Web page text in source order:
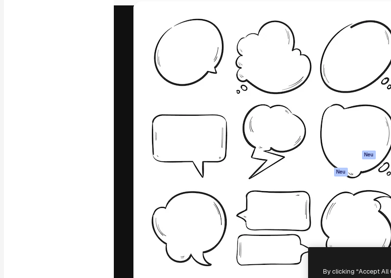
Videos
Motion Graphics
Videovorlagen
3D-Modelle
Schriftarten
Die kreative Plattform, um deine beste
Arbeit zu verwirklichen. Mehr als 1 Million
Abonnenten unter Kreativen, Unternehmen,
Produkte
Spaces
KI-Assistent
KI-Bildgenerator
KI-Videogenerator
Stimmengenerator
Stock-Inhalte
MCP für
Claude/ChatGPT
Neu
Neu
Mobile App
Alle Magnific-Tools
Copyright © 2010-2026 Freepik Company S.L.U. Alle Rechte vorbehalten
By clicking “Accept All